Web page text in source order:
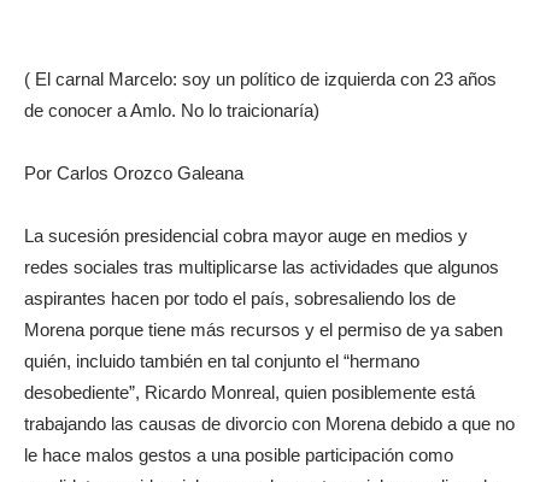
( El carnal Marcelo: soy un político de izquierda con 23 años
de conocer a Amlo. No lo traicionaría)
Por Carlos Orozco Galeana
La sucesión presidencial cobra mayor auge en medios y
redes sociales tras multiplicarse las actividades que algunos
aspirantes hacen por todo el país, sobresaliendo los de
Morena porque tiene más recursos y el permiso de ya saben
quién, incluido también en tal conjunto el “hermano
desobediente”, Ricardo Monreal, quien posiblemente está
trabajando las causas de divorcio con Morena debido a que no
le hace malos gestos a una posible participación como